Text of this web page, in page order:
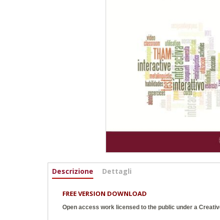
Informazioni
Descrizione (active
Dettagli
FREE VERSION DOWNLOAD
Open access work licensed to the public under a